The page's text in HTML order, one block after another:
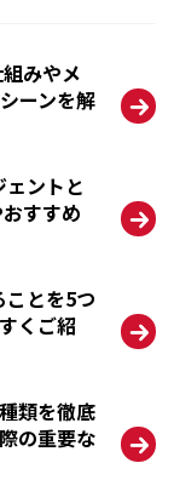
みやメ
ーンを解
ントと
すすめ
とを5つ
くご紹
類を徹底
の重要な